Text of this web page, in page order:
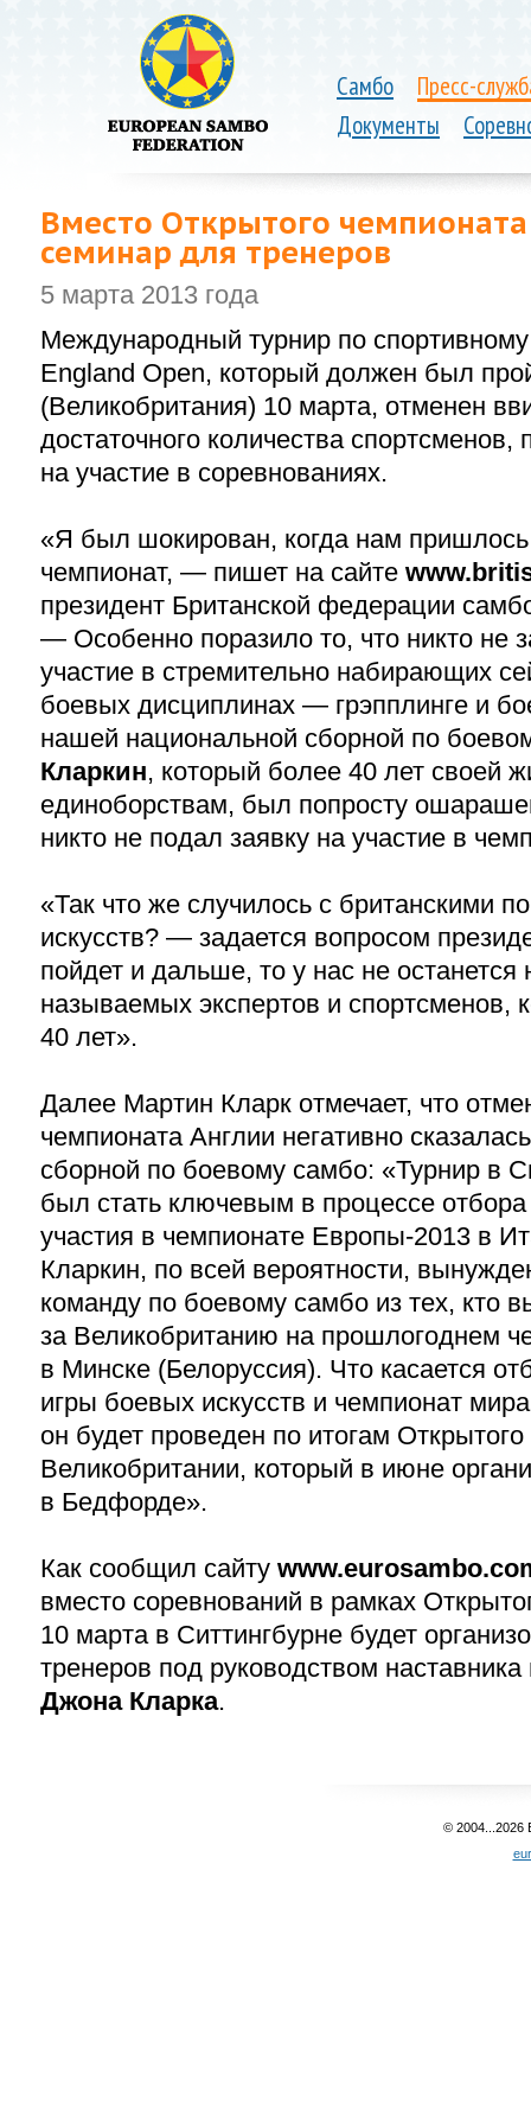
Самбо
Пресс-
Документы
Вместо Открытого
семинар для тренеров
5 марта 2013 года
Международный турнир по
England Open, который должен был
(Великобритания) 10 марта, отменен
достаточного количества спортсменов,
на участие в соревнованиях.
«Я был шокирован, когда нам пришлось
чемпионат, — пишет на сайте
президент Британской федерации
— Особенно поразило то, что никто не
участие в стремительно набирающих
боевых дисциплинах — грэпплинге и
нашей национальной сборной по
Кларкин, который более 40 лет своей
единоборствам, был попросту
никто не подал заявку на участие в
«Так что же случилось с британскими
искусств? — задается вопросом
пойдет и дальше, то у нас не останется
называемых экспертов и спортсменов,
40 лет».
Далее Мартин Кларк отмечает, что
чемпионата Англии негативно
сборной по боевому самбо: «Турнир в
был стать ключевым в процессе
участия в чемпионате Европы-2013 в
Кларкин, по всей вероятности,
команду по боевому самбо из тех, кто
за Великобританию на прошлогоднем
в Минске (Белоруссия). Что касается
игры боевых искусств и чемпионат
он будет проведен по итогам
Великобритании, который в июне
в Бедфорде».
Как сообщил сайту
вместо соревнований в рамках
10 марта в Ситтингбурне будет
тренеров под руководством
Джона Кларка.
© 2004...2026